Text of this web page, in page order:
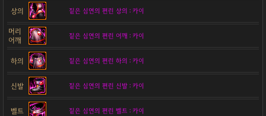
상의 짙은 심연의 편린 상의 : 카이
머리
어깨
짙은 심연의 편린 어깨 : 카이
하의 짙은 심연의 편린 하의 : 카이
신발 짙은 심연의 편린 신발 : 카이
벨트 짙은 심연의 편린 벨트 : 카이